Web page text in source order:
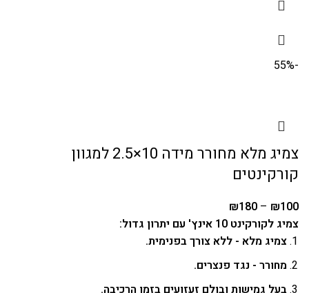
-55%
צמיג מלא מחורר מידה 10×2.5 למגוון
קורקינטים
₪100
–
₪180
צמיג לקורקינט 10 אינץ' עם יתרון גדול:
צמיג מלא - ללא צורך בפנימית.
מחורר - נגד פנצרים.